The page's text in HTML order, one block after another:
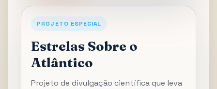
PROJETO ESPECIAL
Estrelas Sobre o
Atlântico
Projeto de divulgação científica que leva